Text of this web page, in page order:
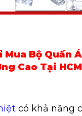
Mua Bộ Quần
Cao Tại HCM
có khả năng